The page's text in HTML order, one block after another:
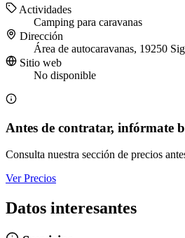
Actividades
Camping para caravanas
Dirección
Área de autocaravanas, 19250
Sitio web
No disponible
Antes de contratar, infórmate
Consulta nuestra sección de precios
Ver Precios
Datos interesantes